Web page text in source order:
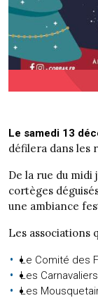
Le samedi 13
défilera dans les
De la rue du midi
cortèges
une ambiance
Les associations
Le Comité des
Les
Les